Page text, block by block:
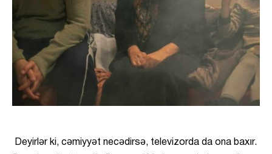
Deyirlər ki, cəmiyyət necədirsə, televizorda da ona baxır.